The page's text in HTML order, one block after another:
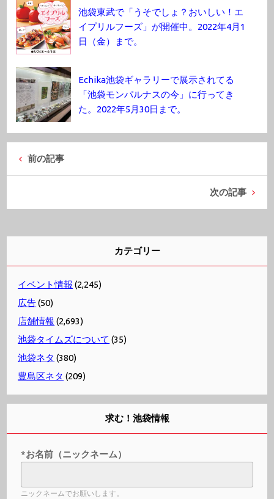
池袋東武で「うそでしょ？おいしい！エ
イプリルフーズ」が開催中。2022年4月1
日（金）まで。
Echika池袋ギャラリーで展示されてる
「池袋モンパルナスの今」に行ってき
た。2022年5月30日まで。
前の記事
次の記事
カテゴリー
イベント情報 (2,245)
広告(50)
店舗情報 (2,693)
池袋タイムズについて (35)
池袋ネタ (380)
豊島区ネタ (209)
求む！池袋情報
*お名前（ニックネーム）
ニックネームでお願いします。